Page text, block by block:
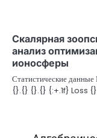
Скалярная
анализ
ионосферы
Статистические
{}.{} {}.{} {:+.1f} Loss